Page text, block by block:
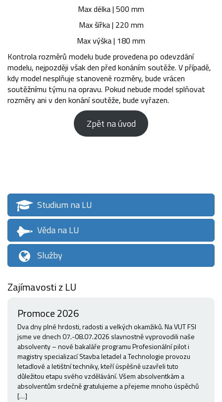
Max délka | 500 mm
Max šířka | 220 mm
Max výška | 180 mm
Kontrola rozměrů modelu bude provedena po odevzdání
modelu, nejpozději však den před konáním soutěže. V případě,
kdy model nesplňuje stanovené rozměry, bude vrácen
soutěžnímu týmu na opravu. Pokud nebude model splňovat
rozměry ani v den konání soutěže, bude vyřazen.
Zpět na úvod
Studium na LU
Věda na LU
Služby
Zajímavosti z LU
Promoce 2026
Dva dny plné hrdosti, radosti a velkých okamžiků. Na VUT FSI
jsme ve dnech 07.-08.07.2026 slavnostně vyprovodili naše
absolventy – nové bakaláře programu Profesionální pilot i
magistry specializací Stavba letadel a Technologie provozu
letadlové a letištní techniky, kteří úspěšně uzavřeli tuto
důležitou etapu svého vzdělávání. Všem absolventkám a
absolventům srdečně gratulujeme a přejeme mnoho úspěchů
[…]